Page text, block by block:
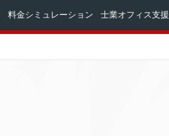
料金シミュレーション 士業オフィス支援